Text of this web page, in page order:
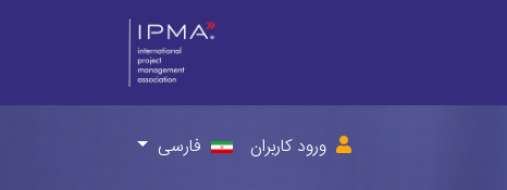
ورود کاربران فارسی